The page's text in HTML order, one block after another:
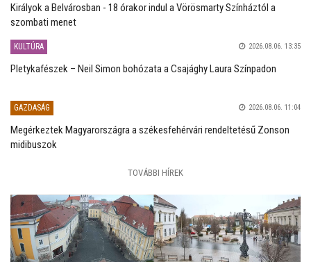
Királyok a Belvárosban - 18 órakor indul a Vörösmarty Színháztól a
szombati menet
KULTÚRA 2026.08.06. 13:35
Pletykafészek – Neil Simon bohózata a Csajághy Laura Színpadon
GAZDASÁG 2026.08.06. 11:04
Megérkeztek Magyarországra a székesfehérvári rendeltetésű Zonson
midibuszok
TOVÁBBI HÍREK